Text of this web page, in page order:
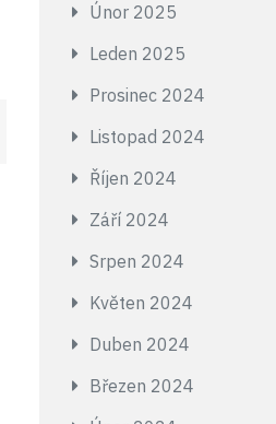
Únor 2025
Leden 2025
Prosinec 2024
Listopad 2024
Říjen 2024
Září 2024
Srpen 2024
Květen 2024
Duben 2024
Březen 2024